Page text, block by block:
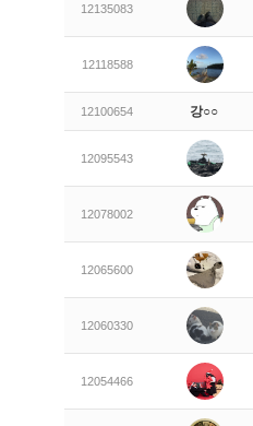
12135083
12118588
12100654 강○○
12095543
12078002
12065600
12060330
12054466